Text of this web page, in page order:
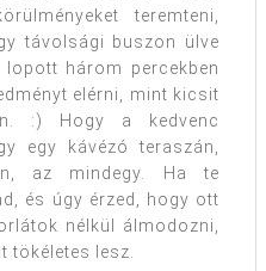
teremteni,
távolsági buszon ülve
lopott három percekben
elérni, mint kicsit
:) Hogy a kedvenc
egy kávézó teraszán,
az mindegy. Ha te
és úgy érzed, hogy ott
nélkül álmodozni,
tökéletes lesz.